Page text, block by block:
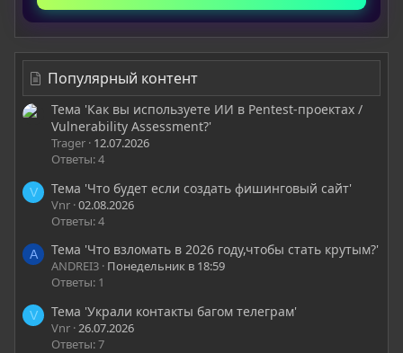
Популярный контент
Тема 'Как вы используете ИИ в Pentest-проектах /
Vulnerability Assessment?'
Trager 12.07.2026
Ответы: 4
V Тема 'Что будет если создать фишинговый сайт'
Vnr 02.08.2026
Ответы: 4
A Тема 'Что взломать в 2026 году,чтобы стать крутым?'
ANDREI3 Понедельник в 18:59
Ответы: 1
V Тема 'Украли контакты багом телеграм'
Vnr 26.07.2026
Ответы: 7